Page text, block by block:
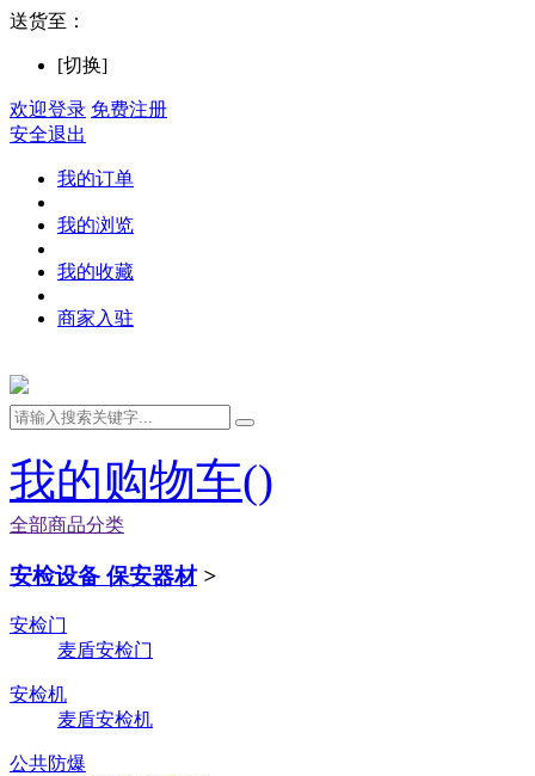
送货至：
[切换]
欢迎登录 免费注册
安全退出
我的订单
我的浏览
我的收藏
商家入驻
我的购物车()
全部商品分类
安检设备 保安器材 >
安检门
麦盾安检门
安检机
麦盾安检机
公共防爆